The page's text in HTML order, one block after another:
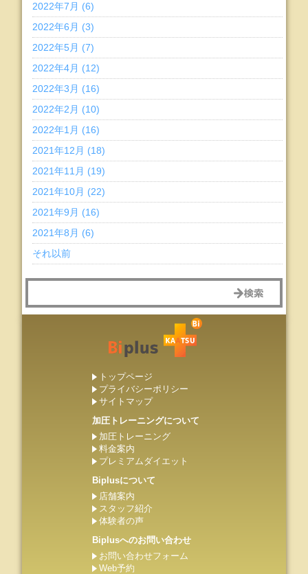
2022年7月 (6)
2022年6月 (3)
2022年5月 (7)
2022年4月 (12)
2022年3月 (16)
2022年2月 (10)
2022年1月 (16)
2021年12月 (18)
2021年11月 (19)
2021年10月 (22)
2021年9月 (16)
2021年8月 (6)
それ以前
トップページ
プライバシーポリシー
サイトマップ
加圧トレーニングについて
加圧トレーニング
料金案内
プレミアムダイエット
Biplusについて
店舗案内
スタッフ紹介
体験者の声
Biplusへのお問い合わせ
お問い合わせフォーム
Web予約